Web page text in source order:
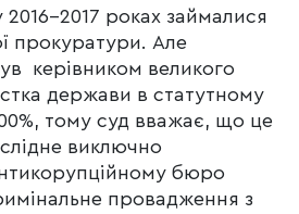
2016-2017 роках займалися
прокуратури. Але
керівником великого
держави в статутному
тому суд вважає, що це
виключно
бюро
провадження з